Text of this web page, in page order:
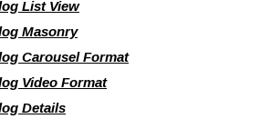
List View
Masonry
Carousel Format
Video Format
Details